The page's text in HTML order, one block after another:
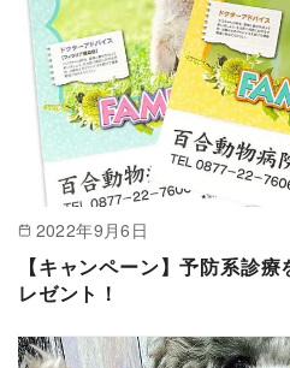
2022年9月6日
【キャンペーン】予防系診
レゼント！